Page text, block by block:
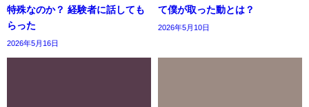
特殊なのか？ 経験者に話しても
らった
2026年5月16日
て僕が取った動とは？
2026年5月10日